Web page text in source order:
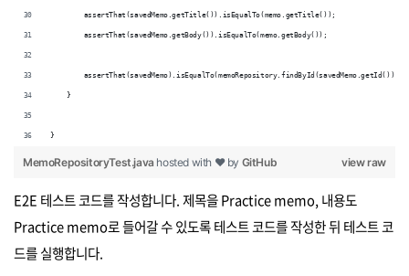
        assertThat(savedMemo.getTitle()).isEqualTo(memo.getTitle());
        assertThat(savedMemo.getBody()).isEqualTo(memo.getBody());
    }
}
view raw
MemoRepositoryTest.java hosted with ❤ by GitHub
E2E 테스트 코드를 작성합니다. 제목을 Practice memo, 내용도
Practice memo로 들어갈 수 있도록 테스트 코드를 작성한 뒤 테스트 코
드를 실행합니다.